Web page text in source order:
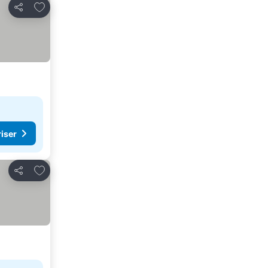
Del
Legg til i favoritter
Del
Legg til i favoritter